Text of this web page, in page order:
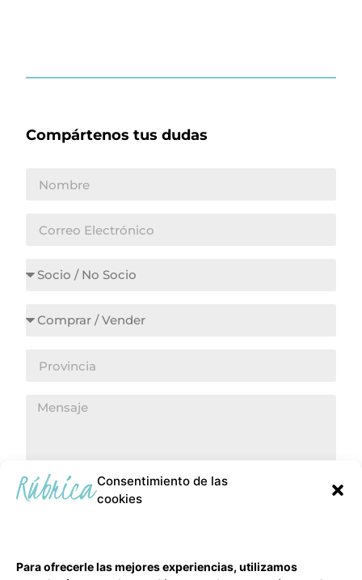
Consentimiento de las
cookies
Para ofrecerle las mejores experiencias, utilizamos
Compártenos tus dudas